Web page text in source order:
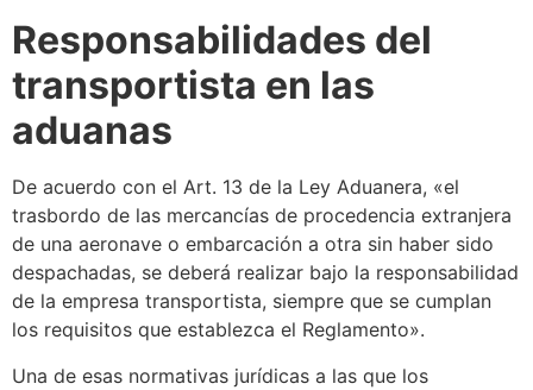
Responsabilidades del
transportista en las
aduanas
De acuerdo con el Art. 13 de la Ley Aduanera, «el
trasbordo de las mercancías de procedencia extranjera
de una aeronave o embarcación a otra sin haber sido
despachadas, se deberá realizar bajo la responsabilidad
de la empresa transportista, siempre que se cumplan
los requisitos que establezca el Reglamento».
Una de esas normativas jurídicas a las que los